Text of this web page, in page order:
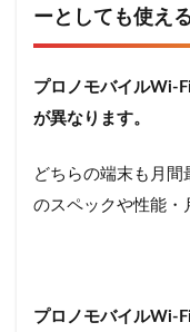
ーとしても使える
プロノモバイルWi-
が異なります。
どちらの端末も月
のスペックや性能・
プロノモバイルWi-